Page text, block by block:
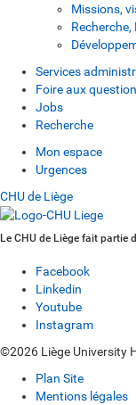
Missions,
Services
Foire aux
Jobs
Recherche
Mon espace
Urgences
CHU de Liège
Le CHU de Liège fait partie
Facebook
Linkedin
Youtube
Instagram
©2026 Liège University
Plan Site
Mentions légales